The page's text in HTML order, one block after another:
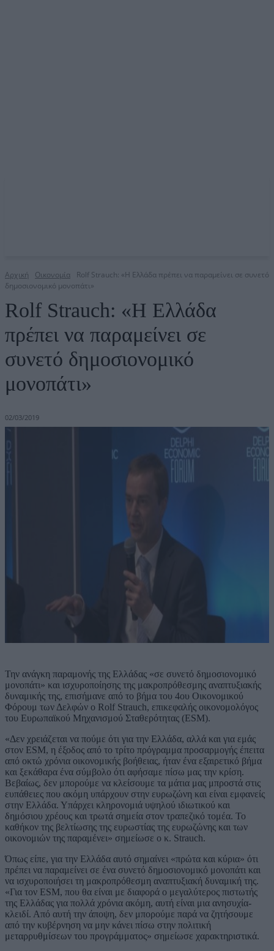
Αρχική Οικονομία
Rolf Strauch: «Η Ελλάδα πρέπει να παραμείνει σε συνετό
δημοσιονομικό μονοπάτι»
Rolf Strauch: «Η Ελλάδα
πρέπει να παραμείνει σε
συνετό δημοσιονομικό
μονοπάτι»
02/03/2019
Την ανάγκη παραμονής της Ελλάδας «σε συνετό δημοσιονομικό
μονοπάτι» και ισχυροποίησης της μακροπρόθεσμης αναπτυξιακής
δυναμικής της, επισήμανε από το βήμα του 4ου Οικονομικού
Φόρουμ των Δελφών ο Rolf Strauch, επικεφαλής οικονομολόγος
του Ευρωπαϊκού Μηχανισμού Σταθερότητας (ESM).
«Δεν χρειάζεται να πούμε ότι για την Ελλάδα, αλλά και για εμάς
στον ESM, η έξοδος από το τρίτο πρόγραμμα προσαρμογής έπειτα
από οκτώ χρόνια οικονομικής βοήθειας, ήταν ένα εξαιρετικό βήμα
και ξεκάθαρα ένα σύμβολο ότι αφήσαμε πίσω μας την κρίση.
Βεβαίως, δεν μπορούμε να κλείσουμε τα μάτια μας μπροστά στις
ευπάθειες που ακόμη υπάρχουν στην ευρωζώνη και είναι εμφανείς
στην Ελλάδα. Υπάρχει κληρονομιά υψηλού ιδιωτικού και
δημόσιου χρέους και τρωτά σημεία στον τραπεζικό τομέα. Το
καθήκον της βελτίωσης της ευρωστίας της ευρωζώνης και των
οικονομιών της παραμένει» σημείωσε ο κ. Strauch.
Όπως είπε, για την Ελλάδα αυτό σημαίνει «πρώτα και κύρια» ότι
πρέπει να παραμείνει σε ένα συνετό δημοσιονομικό μονοπάτι και
να ισχυροποιήσει τη μακροπρόθεσμη αναπτυξιακή δυναμική της.
«Για τον ESM, που θα είναι με διαφορά ο μεγαλύτερος πιστωτής
της Ελλάδας για πολλά χρόνια ακόμη, αυτή είναι μια ανησυχία-
κλειδί. Από αυτή την άποψη, δεν μπορούμε παρά να ζητήσουμε
από την κυβέρνηση να μην κάνει πίσω στην πολιτική
μεταρρυθμίσεων του προγράμματος» σημείωσε χαρακτηριστικά.